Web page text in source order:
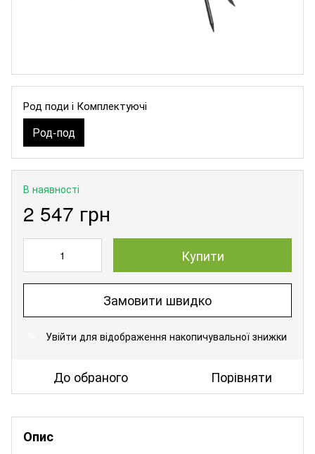
Род поди і Комплектуючі
Род-под
В наявності
2 547 грн
Купити
Замовити швидко
Увійти для відображення накопичувальної знижки
До обраного Порівняти
Опис